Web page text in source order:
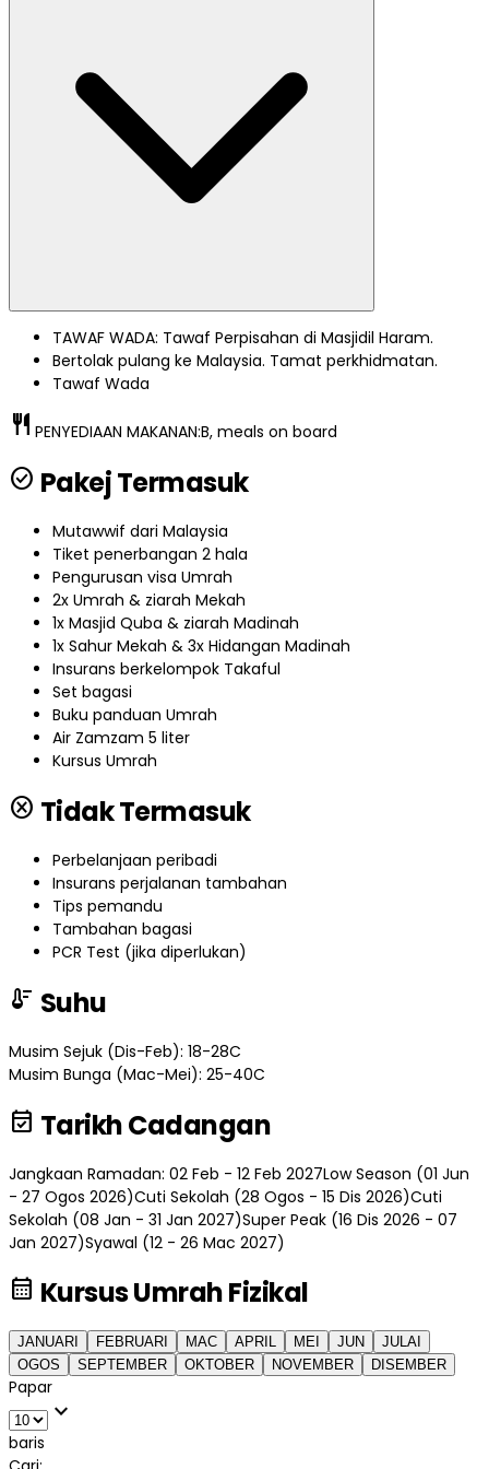
TAWAF WADA: Tawaf Perpisahan di Masjidil Haram.
Bertolak pulang ke Malaysia. Tamat perkhidmatan.
Tawaf Wada
restaurant PENYEDIAAN MAKANAN:B, meals on board
check_circle Pakej Termasuk
Mutawwif dari Malaysia
Tiket penerbangan 2 hala
Pengurusan visa Umrah
2x Umrah & ziarah Mekah
1x Masjid Quba & ziarah Madinah
1x Sahur Mekah & 3x Hidangan Madinah
Insurans berkelompok Takaful
Set bagasi
Buku panduan Umrah
Air Zamzam 5 liter
Kursus Umrah
cancel Tidak Termasuk
Perbelanjaan peribadi
Insurans perjalanan tambahan
Tips pemandu
Tambahan bagasi
PCR Test (jika diperlukan)
thermostat Suhu
Musim Sejuk (Dis-Feb): 18-28C
Musim Bunga (Mac-Mei): 25-40C
event_available Tarikh Cadangan
Jangkaan Ramadan: 02 Feb - 12 Feb 2027Low Season (01 Jun
- 27 Ogos 2026)Cuti Sekolah (28 Ogos - 15 Dis 2026)Cuti
Sekolah (08 Jan - 31 Jan 2027)Super Peak (16 Dis 2026 - 07
Jan 2027)Syawal (12 - 26 Mac 2027)
calendar_month Kursus Umrah Fizikal
JANUARI FEBRUARI MAC APRIL MEI JUN
JULAI
OGOS
SEPTEMBER OKTOBER NOVEMBER DISEMBER
Papar
expand_more
baris